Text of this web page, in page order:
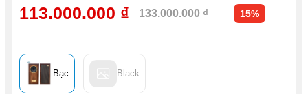
Bạc Black
113.000.000 ₫ 133.000.000 ₫ 15%